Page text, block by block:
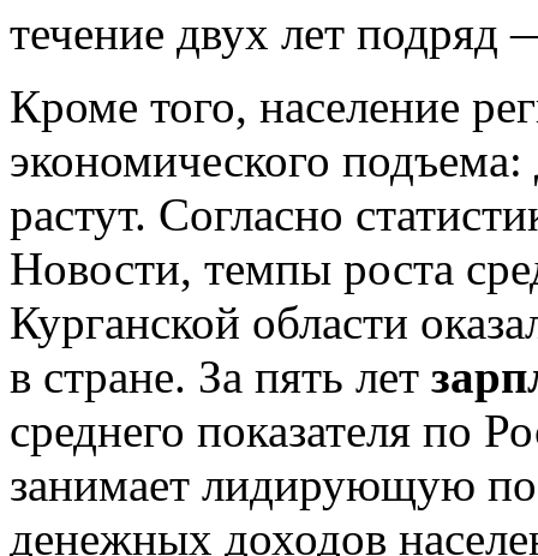
течение двух лет подряд
Кроме того, население
экономического
растут. Согласно
Новости, темпы роста
Курганской области
в стране. За пять лет
среднего показателя по
занимает лидирующую
денежных доходов